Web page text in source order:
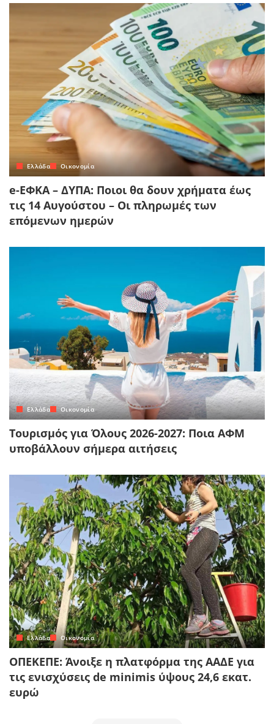
Ελλάδα Οικονομία
e-ΕΦΚΑ – ΔΥΠΑ: Ποιοι θα δουν χρήματα έως
τις 14 Αυγούστου – Οι πληρωμές των
επόμενων ημερών
Ελλάδα Οικονομία
Τουρισμός για Όλους 2026-2027: Ποια ΑΦΜ
υποβάλλουν σήμερα αιτήσεις
Ελλάδα Οικονομία
ΟΠΕΚΕΠΕ: Άνοιξε η πλατφόρμα της ΑΑΔΕ για
τις ενισχύσεις de minimis ύψους 24,6 εκατ.
ευρώ